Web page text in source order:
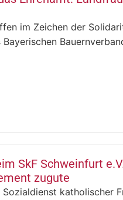
im Zeichen der
SkF Schweinfurt
zugute
katholischer